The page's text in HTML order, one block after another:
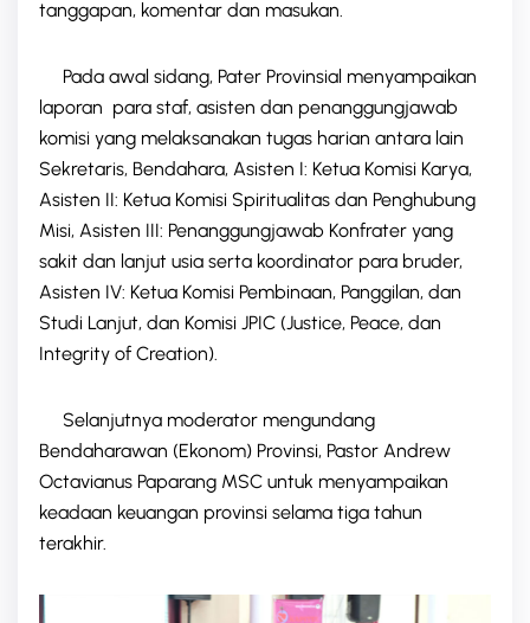
tanggapan, komentar dan masukan.
Pada awal sidang, Pater Provinsial menyampaikan
laporan para staf, asisten dan penanggungjawab
komisi yang melaksanakan tugas harian antara lain
Sekretaris, Bendahara, Asisten I: Ketua Komisi Karya,
Asisten II: Ketua Komisi Spiritualitas dan Penghubung
Misi, Asisten III: Penanggungjawab Konfrater yang
sakit dan lanjut usia serta koordinator para bruder,
Asisten IV: Ketua Komisi Pembinaan, Panggilan, dan
Studi Lanjut, dan Komisi JPIC (Justice, Peace, dan
Integrity of Creation).
Selanjutnya moderator mengundang
Bendaharawan (Ekonom) Provinsi, Pastor Andrew
Octavianus Paparang MSC untuk menyampaikan
keadaan keuangan provinsi selama tiga tahun
terakhir.